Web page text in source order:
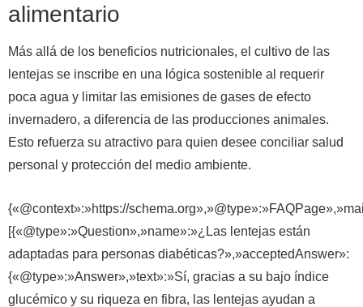
alimentario
Más allá de los beneficios nutricionales, el cultivo de las
lentejas se inscribe en una lógica sostenible al requerir
poca agua y limitar las emisiones de gases de efecto
invernadero, a diferencia de las producciones animales.
Esto refuerza su atractivo para quien desee conciliar salud
personal y protección del medio ambiente.
{«@context»:»https://
[{«@type»:»Question»,»name»:»¿Las lentejas están
adaptadas para personas diabéticas?»,»acceptedAnswer»:
{«@type»:»Answer»,»text»:»Sí, gracias a su bajo índice
glucémico y su riqueza en fibra, las lentejas ayudan a